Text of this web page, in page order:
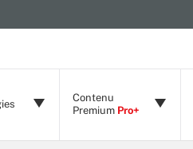
Contenu
Premium Pro+